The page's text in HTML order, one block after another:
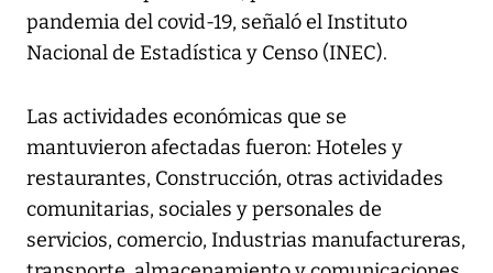
pandemia del covid-19, señaló el Instituto
Nacional de Estadística y Censo (INEC).
Las actividades económicas que se
mantuvieron afectadas fueron: Hoteles y
restaurantes, Construcción, otras actividades
comunitarias, sociales y personales de
servicios, comercio, Industrias manufactureras,